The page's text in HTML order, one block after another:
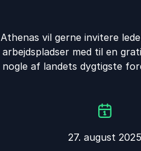
Athenas vil gerne invitere
arbejdspladser med til en
nogle af landets dygtigste
27. august 2025